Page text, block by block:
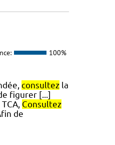
100%
consultezla
figurer [...]
Consultez
de